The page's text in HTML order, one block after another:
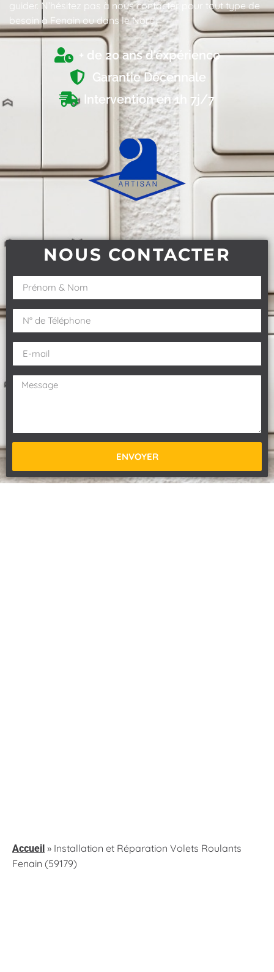
guider. N’hésitez pas à nous contacter pour tout type de
besoin à Fenain ou dans le Nord.
+ de 20 ans d'expérience
Garantie Décennale
Intervention en 1h 7j/7
NOUS CONTACTER
ENVOYER
Accueil » Installation et Réparation Volets Roulants
Fenain (59179)